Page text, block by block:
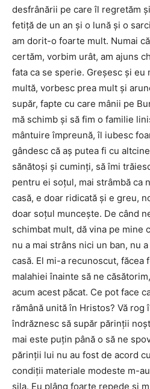
desfrânării pe care îl regretăm
fetiţă de un an şi o lună şi o
am dorit-o foarte mult. Numai
certăm, vorbim urât, am ajuns
fata ca se sperie. Greşesc şi eu
multă, vorbesc prea mult şi
supăr, fapte cu care mânii pe
mă schimb şi să fim o familie
mântuire împreună, îl iubesc
gândesc că aş putea fi cu
sănătoşi şi cuminţi, să îmi
pentru ei soțul, mai strâmbă ca
casă, e doar ridicată şi e greu,
doar soțul munceşte. De când
schimbat mult, dă vina pe mine
nu a mai strâns nici un ban, nu
casă. El mi-a recunoscut, făcea
malahiei înainte să ne
acum acest păcat. Ce pot face
rămână unită în Hristos? Vă rog
îndrăznesc să supăr părinţii
mai este puțin până o să ne
părinții lui nu au fost de acord
condiții materiale modeste m-
sila. Eu plâng foarte repede şi